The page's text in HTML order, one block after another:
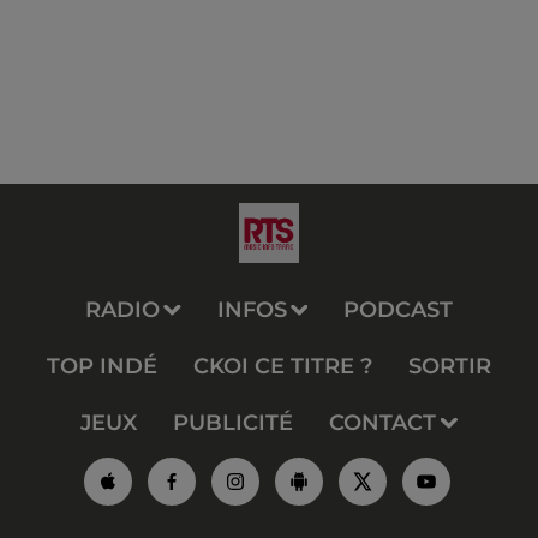
RADIO INFOS PODCAST
TOP INDÉ CKOI CE TITRE ? SORTIR
JEUX PUBLICITÉ CONTACT